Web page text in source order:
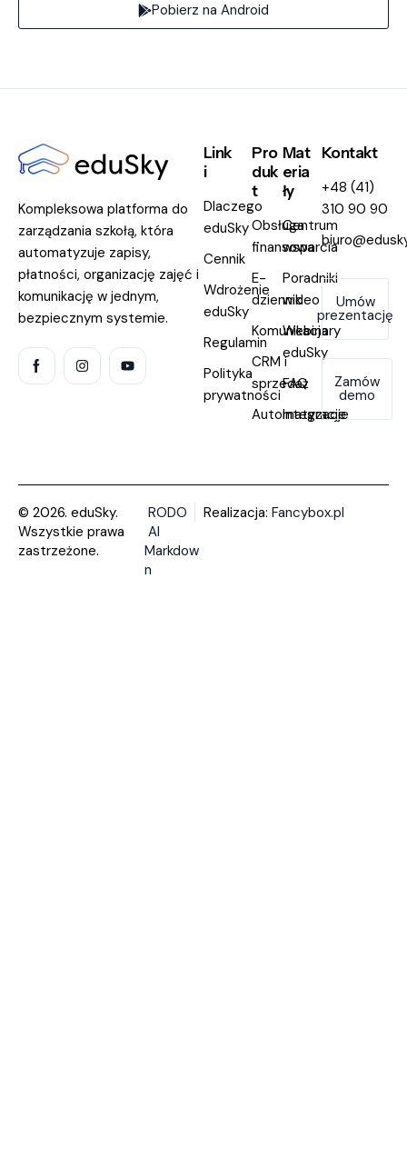
Pobierz na Android
Kompleksowa platforma do
zarządzania szkołą, która
automatyzuje zapisy,
płatności, organizację zajęć i
komunikację w jednym,
bezpiecznym systemie.
Link
i
Dlaczego
eduSky
Cennik
Wdrożenie
eduSky
Regulamin
Polityka
prywatności
Pro
duk
t
Obsługa
finansowa
E-
dziennik
Komunikacja
CRM i
sprzedaż
Automatyzacje
Mat
eria
ły
Centrum
wsparcia
Poradniki
wideo
Webinary
eduSky
FAQ
Integracje
Kontakt
+48 (41)
310 90 90
Umów
prezentację
Zamów
demo
© 2026. eduSky.
Wszystkie prawa
zastrzeżone.
RODO
AI
Markdow
n
Realizacja: Fancybox.pl